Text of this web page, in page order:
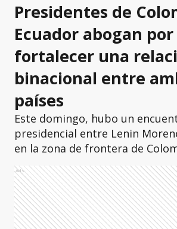
Presidentes de
Ecuador abogan por
fortalecer una
binacional entre
países
Este domingo, hubo un
presidencial entre Lenin
en la zona de frontera de
Ads